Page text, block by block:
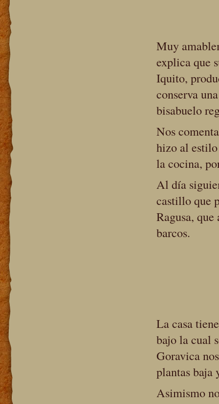
Muy
explica que
Iquito,
conserva
bisabuelo
Nos
hizo al
la cocina,
Al día
castillo que
Ragusa,
barcos.
La casa
bajo la cual
Goravica
plantas baja
Asimismo